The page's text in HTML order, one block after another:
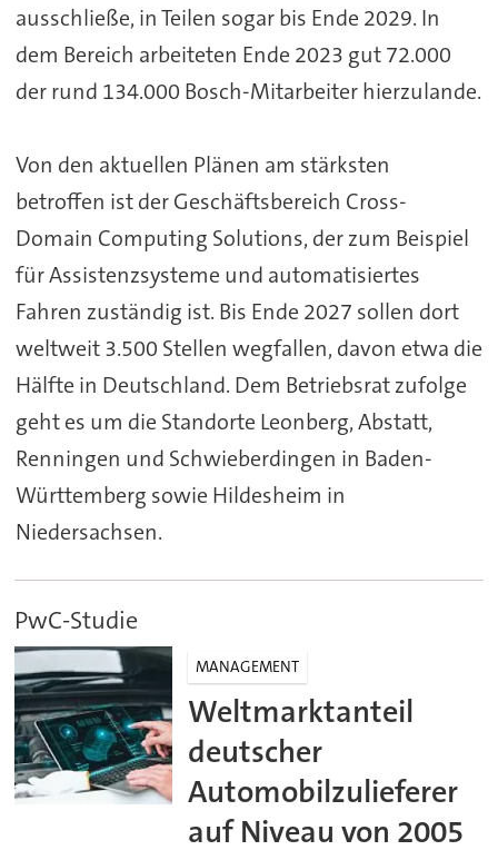
ausschließe, in Teilen sogar bis Ende 2029. In
dem Bereich arbeiteten Ende 2023 gut 72.000
der rund 134.000 Bosch-Mitarbeiter hierzulande.
Von den aktuellen Plänen am stärksten
betroffen ist der Geschäftsbereich Cross-
Domain Computing Solutions, der zum Beispiel
für Assistenzsysteme und automatisiertes
Fahren zuständig ist. Bis Ende 2027 sollen dort
weltweit 3.500 Stellen wegfallen, davon etwa die
Hälfte in Deutschland. Dem Betriebsrat zufolge
geht es um die Standorte Leonberg, Abstatt,
Renningen und Schwieberdingen in Baden-
Württemberg sowie Hildesheim in
Niedersachsen.
PwC-Studie
MANAGEMENT
Weltmarktanteil
deutscher
Automobilzulieferer
auf Niveau von 2005